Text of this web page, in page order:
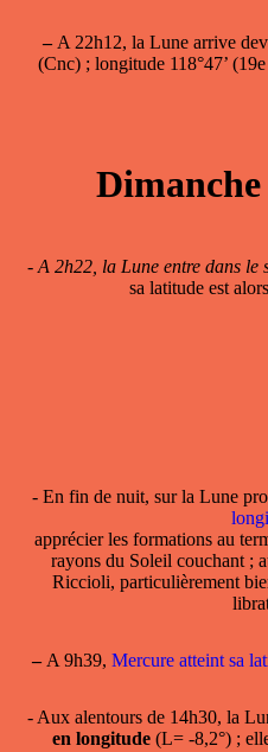
–A 22h12, la Lune arrive
(Cnc) ; longitude 118°47’
- A 2h22, la Lune entre dans le
sa latitude est
- En fin de nuit, sur la Lune
apprécier les formations au
rayons du Soleil couchant ;
Riccioli, particulièrement
–A 9h39, Mercure atteint sa
- Aux alentours de 14h30, la
en longitude(L= -8,2°) ;